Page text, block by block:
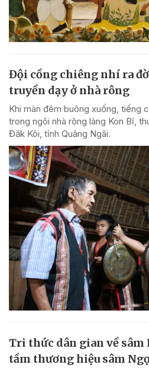
Đội cồng chiêng nhí ra
truyền dạy ở nhà rông
Khi màn đêm buông xuống, tiếng
trong ngôi nhà rông làng Kon Bỉ,
Đăk Kôi, tỉnh Quảng Ngãi.
Tri thức dân gian về sâm
tầm thương hiệu sâm